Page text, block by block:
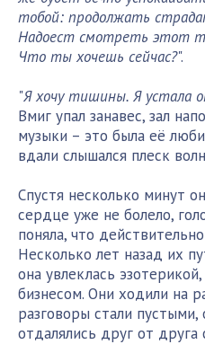
тобой: продолжать
Надоест смотреть этот
Что ты хочешь сейчас?".
"Я хочу тишины. Я устала
Вмиг упал занавес, зал
музыки – это была её
вдали слышался плеск
Спустя несколько минут
сердце уже не болело,
поняла, что
Несколько лет назад их
она увлеклась
бизнесом. Они ходили на
разговоры стали пустыми,
отдалялись друг от